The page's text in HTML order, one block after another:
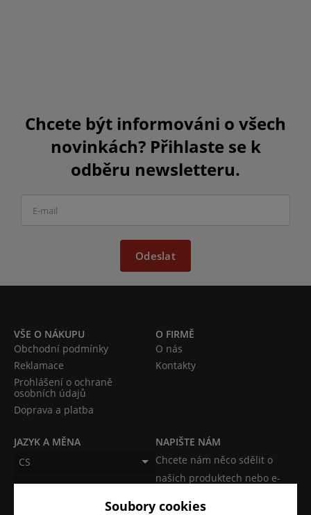
Chcete být informováni o všech
novinkách? Přihlaste se k
odběru newsletteru.
Odeslat
VŠE O NÁKUPU
Obchodní podmínky
Reklamace
Prohlášení o ochraně
osobních údajů
Doprava a platba
O FIRMĚ
O nás
Kontakty
JAZYK A MĚNA
CS
CZK (Kč)
NAPIŠTE NÁM
Chcete nám něco sdělit o
našich produktech nebo e-
Soubory cookies